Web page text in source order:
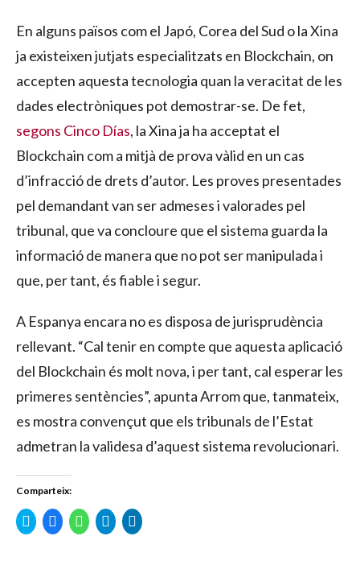
En alguns països com el Japó, Corea del Sud o la Xina
ja existeixen jutjats especialitzats en Blockchain, on
accepten aquesta tecnologia quan la veracitat de les
dades electròniques pot demostrar-se. De fet,
segons Cinco Días, la Xina ja ha acceptat el
Blockchain com a mitjà de prova vàlid en un cas
d’infracció de drets d’autor. Les proves presentades
pel demandant van ser admeses i valorades pel
tribunal, que va concloure que el sistema guarda la
informació de manera que no pot ser manipulada i
que, per tant, és fiable i segur.
A Espanya encara no es disposa de jurisprudència
rellevant. “Cal tenir en compte que aquesta aplicació
del Blockchain és molt nova, i per tant, cal esperar les
primeres sentències”, apunta Arrom que, tanmateix,
es mostra convençut que els tribunals de l’Estat
admetran la validesa d’aquest sistema revolucionari.
Comparteix:
Click
to
share
Click
to
share
Click
to
share
Click
to
share
Click
to